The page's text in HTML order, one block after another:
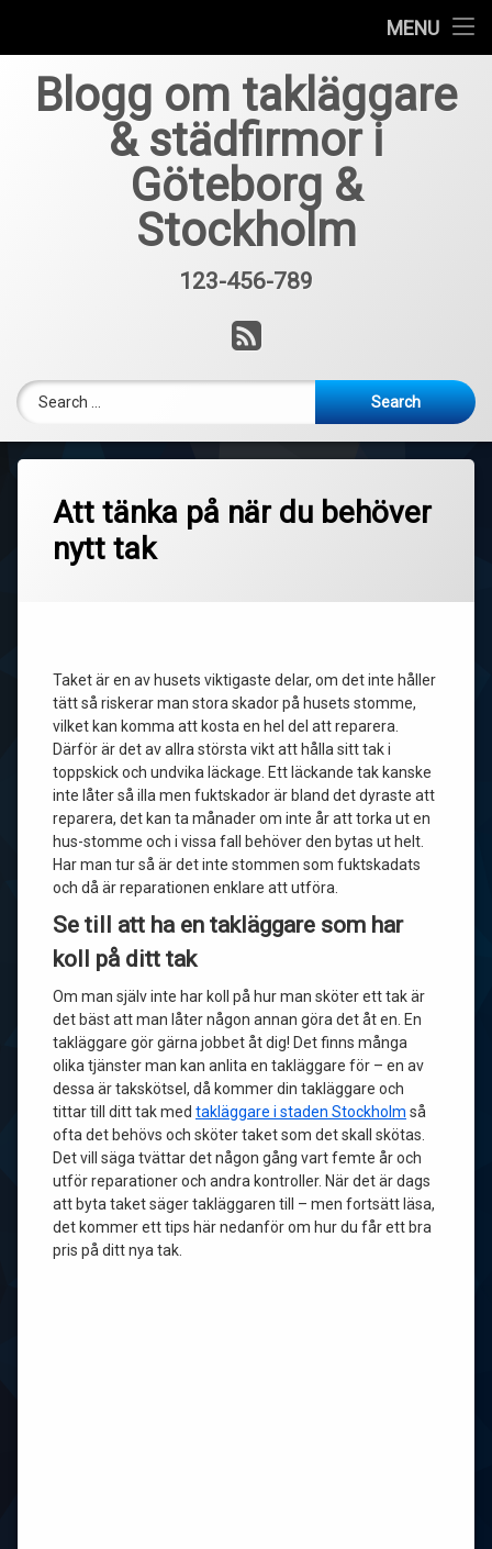
MENU
contentBlogg om takläggare
& städfirmor i
Göteborg &
Stockholm
123-456-789
RSS
Search for:
Att tänka på när du behöver
nytt tak
Taket är en av husets viktigaste delar, om det inte håller
tätt så riskerar man stora skador på husets stomme,
vilket kan komma att kosta en hel del att reparera.
Därför är det av allra största vikt att hålla sitt tak i
toppskick och undvika läckage. Ett läckande tak kanske
inte låter så illa men fuktskador är bland det dyraste att
reparera, det kan ta månader om inte år att torka ut en
hus-stomme och i vissa fall behöver den bytas ut helt.
Har man tur så är det inte stommen som fuktskadats
och då är reparationen enklare att utföra.
Se till att ha en takläggare som har
koll på ditt tak
Om man själv inte har koll på hur man sköter ett tak är
det bäst att man låter någon annan göra det åt en. En
takläggare gör gärna jobbet åt dig! Det finns många
olika tjänster man kan anlita en takläggare för – en av
dessa är takskötsel, då kommer din takläggare och
tittar till ditt tak med takläggare i staden Stockholm så
ofta det behövs och sköter taket som det skall skötas.
Det vill säga tvättar det någon gång vart femte år och
utför reparationer och andra kontroller. När det är dags
att byta taket säger takläggaren till – men fortsätt läsa,
det kommer ett tips här nedanför om hur du får ett bra
pris på ditt nya tak.